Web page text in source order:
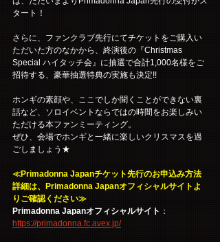
タート！
さらに、ファンクラブ先行にてチケットをご購入い
ただいた方のなかから、終演後の『Christmas
Special ハイタッチ会』に抽選で合計1,000名様をご
招待する、豪華抽選特典の実施も決定!!
ホンギの素顔や、ここでしか聞くことができない裏
話など、ソロイベントならではの時間をお楽しみい
ただける本ファンミーティング。
ぜひ、会場でホンギと一緒に楽しいクリスマスを過
ごしましょう★
≪Primadonna Japanチケット先行のお申込み方法
詳細は、Primadonna Japanオフィシャルサイトよ
りご確認ください≫
Primadonna Japanオフィシャルサイト ：
https://primadonna.fc.avex.jp/